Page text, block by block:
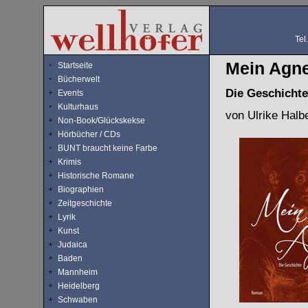
Startseite
Bücherwelt
Events
Kulturhaus
Non-Book/Glückskekse
Hörbücher / CDs
BUNT braucht keine Farbe
Krimis
Historische Romane
Biographien
Zeitgeschichte
Lyrik
Kunst
Judaica
Baden
Mannheim
Heidelberg
Schwaben
Mein
Die
von Ulrike